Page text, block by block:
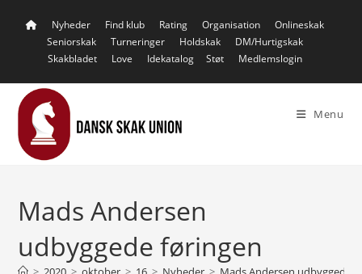
Nyheder Find klub Rating Organisation
Onlineskak
Seniorskak
Turneringer Holdskak
DM/Hurtigskak
Skakbladet
Love Idekatalog Støt Medlemslogin
Menu
Mads Andersen
udbyggede føringen